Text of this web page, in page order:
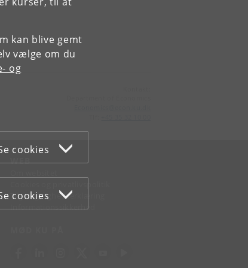
kan blive gemt
vælge om du
og
cookies
cookies
WEB
Tilgængelighedserklæring
Informationssikkerhed